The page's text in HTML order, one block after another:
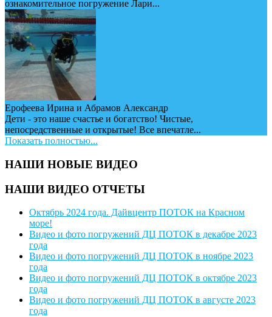
ознакомительное погружение Лари...
Ерофеева Ирина и Абрамов Александр
Дети - это наше счастье и богатство! Чистые,
непосредственные и открытые! Все впечатле...
Показать полностью...
НАШИ НОВЫЕ ВИДЕО
НАШИ ВИДЕО ОТЧЕТЫ
Октябрь 2024 года. Дайвцентр ПОТОК на Красном
море!
Видео и фото погружений ДЦ ПОТОК в декабре 2023
года
Видео и фото погружений ДЦ ПОТОК в ноябре 2023
года
Видео и фото погружений ДЦ ПОТОК в октябре 2023
года
Видео и фото погружений ДЦ ПОТОК в августе 2023
года